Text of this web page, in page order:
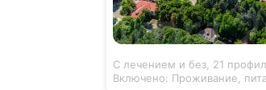
С лечением и без, 21
Включено: Проживание,